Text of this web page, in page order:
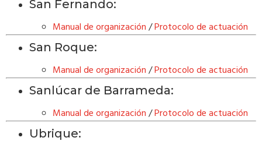
San Fernando:
Manual de organización/Protocolo de actuación
San Roque:
Manual de organización/Protocolo de actuación
Sanlúcar de Barrameda:
Manual de organización/Protocolo de actuación
Ubrique: